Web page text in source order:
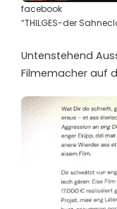
facebook
“THILGES-der
Untenstehend
Filmemacher auf